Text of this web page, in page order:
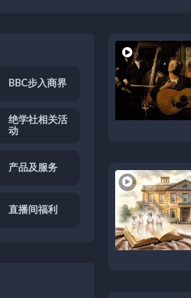
BBC步入商界
绝学社相关活
动
产品及服务
直播间福利